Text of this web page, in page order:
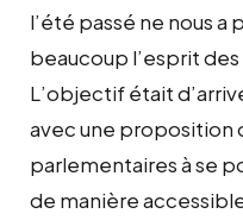
l’été passé ne nous a
beaucoup l’esprit
L’objectif était
avec une proposition
parlementaires à se
de manière